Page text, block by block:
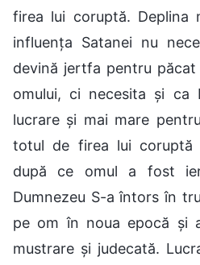
firea lui coruptă. Deplina
influența Satanei nu
devină jertfa pentru
omului, ci necesita și ca
lucrare și mai mare
totul de firea lui coruptă
după ce omul a fost
Dumnezeu S-a întors în
pe om în noua epocă și
mustrare și judecată.